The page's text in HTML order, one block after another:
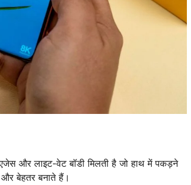
और लाइट-वेट बॉडी मिलती है जो हाथ में पकड़ने
बेहतर बनाते हैं।